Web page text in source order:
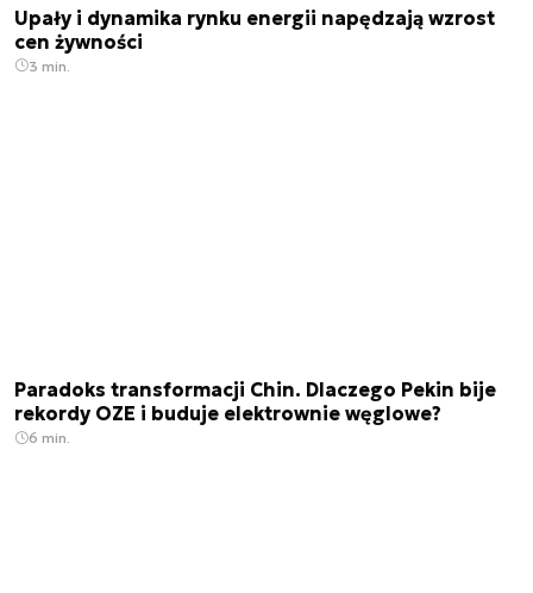
Upały i dynamika rynku energii napędzają wzrost
cen żywności
3 min.
Paradoks transformacji Chin. Dlaczego Pekin bije
rekordy OZE i buduje elektrownie węglowe?
6 min.